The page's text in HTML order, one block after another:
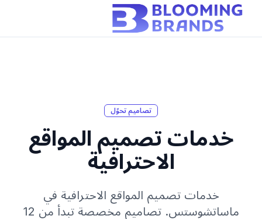
تصاميم تحوّل
خدمات تصميم المواقع
الاحترافية
خدمات تصميم المواقع الاحترافية في
ماساتشوستس. تصاميم مخصصة تبدأ من 12